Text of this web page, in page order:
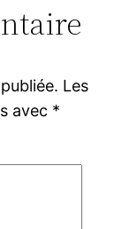
Les
avec *